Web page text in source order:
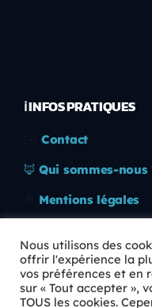
ℹ️ INFOS PRATIQUES
Contact
🦊 Qui sommes-nous
Mentions légales
🛡️ RGPD
Copyright © 2026
Nous utilisons des
offrir l'expérience la
vos préférences et en
sur « Tout accepter »,
TOUS les cookies.